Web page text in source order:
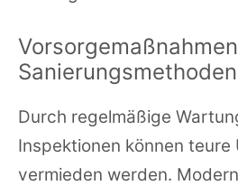
Sanierungsmethoden
Durch regelmäßige
Inspektionen können
vermieden werden.